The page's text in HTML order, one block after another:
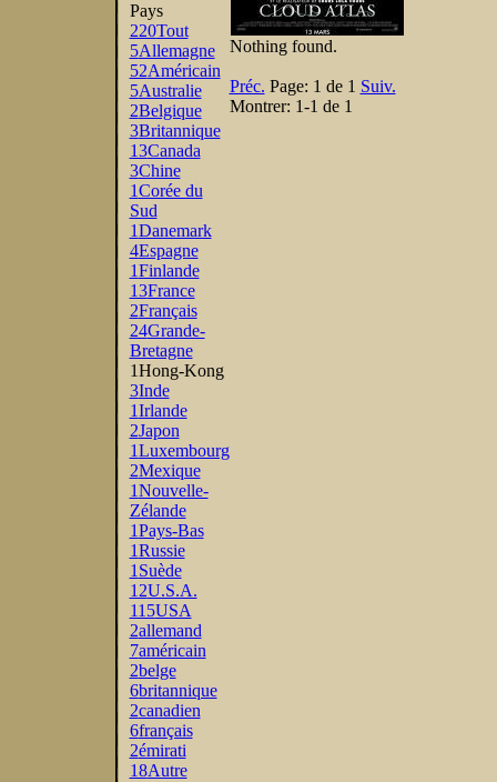
Pays
220Tout
5Allemagne
52Américain
5Australie
2Belgique
3Britannique
13Canada
3Chine
1Corée du
Sud
1Danemark
4Espagne
1Finlande
13France
2Français
24Grande-
Bretagne
1Hong-Kong
3Inde
1Irlande
2Japon
1Luxembourg
2Mexique
1Nouvelle-
Zélande
1Pays-Bas
1Russie
1Suède
12U.S.A.
115USA
2allemand
7américain
2belge
6britannique
2canadien
6français
2émirati
18Autre
Nothing found.
Préc. Page: 1 de 1 Suiv.
Montrer: 1-1 de 1